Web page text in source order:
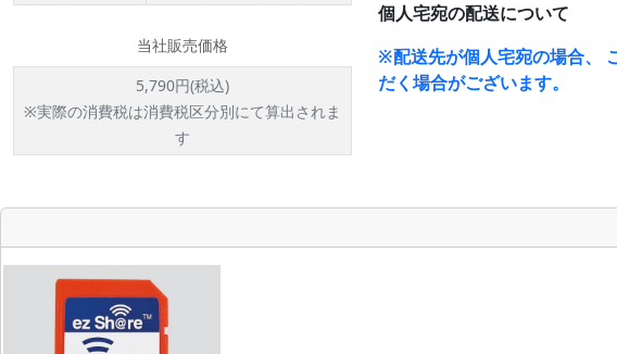
当社販売価格
5,790円(税込)
※実際の消費税は消費税区分別にて算出されま
す
個人宅宛の配送について
※配送先が個人宅宛の場合、
だく場合がございます。